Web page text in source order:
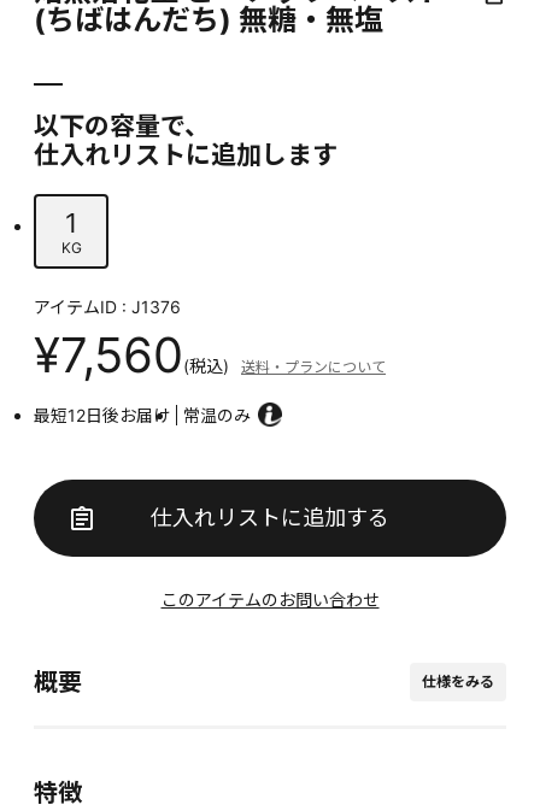
(ちばはんだち) 無糖・無塩
以下の容量で、
仕入れリストに追加します
1
KG
アイテムID : J1376
¥7,560(税込) 送料・プランについて
最短12日後お届け 常温のみ
仕入れリストに追加する
このアイテムのお問い合わせ
概要 仕様をみる
特徴